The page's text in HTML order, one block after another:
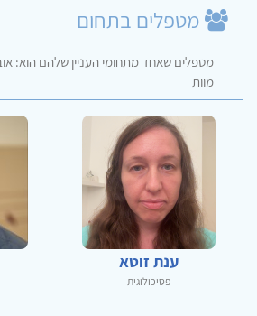
מטפלים בתחום
מטפלים שאחד מתחומי העניין שלהם הוא:
מוות
ענת זוטא
פסיכולוגית